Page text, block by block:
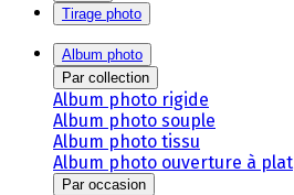
Tirage photo
Album photo
Par collection
Album photo rigide
Album photo souple
Album photo tissu
Album photo ouverture à plat
Par occasion